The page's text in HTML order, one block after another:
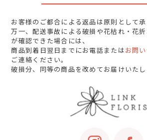
お客様のご都合による返品は原則として承
万一、配送事故による破損や花枯れ・花
が確認できた場合には、
商品到着日翌日までにお電話またはお問
ご連絡ください。
破損分、同等の商品を改めてお届けいたし